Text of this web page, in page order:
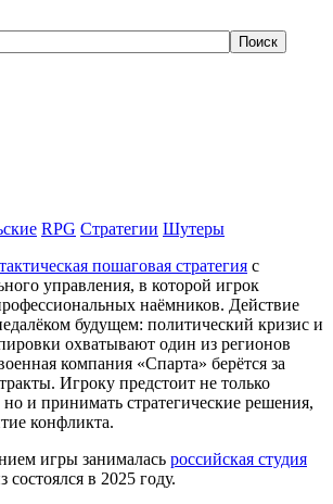
RPG Стратегии Шутеры
пошаговая стратегия с
управления, в которой игрок
наёмников. Действие
будущем: политический кризис и
охватывают один из регионов
компания «Спарта» берётся за
Игроку предстоит не только
но и принимать стратегические решения,
конфликта.
игры занималась российская студия
состоялся в 2025 году.